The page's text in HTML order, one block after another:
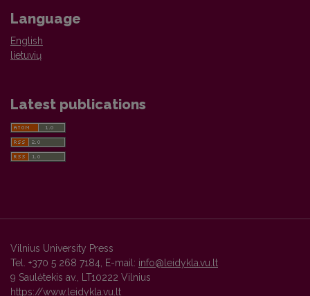
Language
English
lietuvių
Latest publications
Vilnius University Press
Tel. +370 5 268 7184, E-mail: info@leidykla.vu.lt
9 Saulėtekis av., LT10222 Vilnius
https://www.leidykla.vu.lt